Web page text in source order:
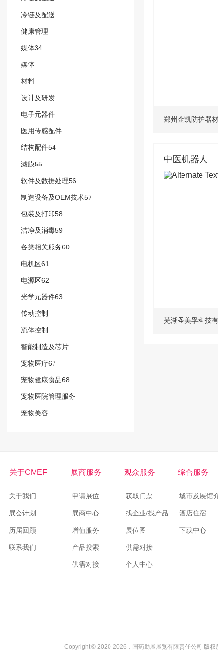
冷链及配送
健康管理
媒体34
媒体
材料
设计及研发
电子元器件
医用传感配件
结构配件54
滤膜55
软件及数据处理56
制造设备及OEM技术57
包装及打印58
洁净及消毒59
各类相关服务60
电机区61
电源区62
光学元器件63
传动控制
流体控制
智能制造及芯片
宠物医疗67
宠物健康食品68
宠物医院管理服务
宠物美容
郑州金凯防护器
中医机器人
芜湖圣美孚科技
关于CMEF
关于我们
展会计划
历届回顾
联系我们
展商服务
申请展位
展商中心
增值服务
产品搜索
供需对接
观众服务
获取门票
找企业/找产品
展位图
供需对接
个人中心
综合服务
城市及展馆
酒店住宿
下载中心
Copyright © 2020-2026，国药励展展览有限责任公司 版权